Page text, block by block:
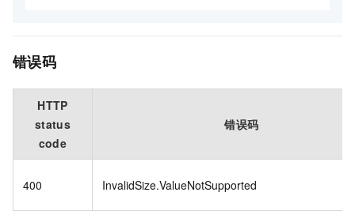
错误码
HTTP
status
code
错误码
400 InvalidSize.ValueNotSupported